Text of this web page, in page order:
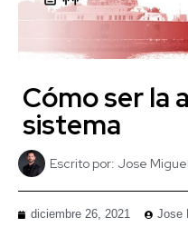
Cómo ser la
sistema
Escrito por: Jose Miguel
diciembre 26, 2021 Jose